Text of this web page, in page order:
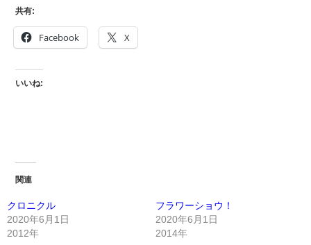
共有:
Facebook X
いいね:
関連
クロニクル
2020年6月1日
2012年
フラワーショウ！
2020年6月1日
2014年